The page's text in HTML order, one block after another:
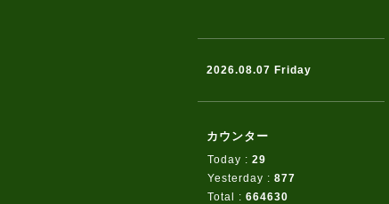
2026.08.07 Friday
カウンター
Today : 29
Yesterday : 877
Total : 664630